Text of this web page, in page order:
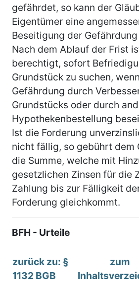
gefährdet, so kann der
Eigentümer eine
Beseitigung der
Nach dem Ablauf der Frist
berechtigt, sofort
Grundstück zu suchen,
Gefährdung durch
Grundstücks oder durch
Hypothekenbestellung
Ist die Forderung
nicht fällig, so gebührt dem
die Summe, welche mit
gesetzlichen Zinsen für die
Zahlung bis zur Fälligkeit
Forderung gleichkommt.
BFH - Urteile
zurück zu: §
1132 BGB
zum